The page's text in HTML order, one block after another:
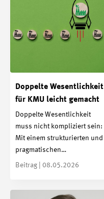
Doppelte Wesentlichkeit
für KMU leicht gemacht
Doppelte Wesentlichkeit
muss nicht kompliziert sein:
Mit einem strukturierten und
pragmatischen…
Beitrag | 08.05.2026